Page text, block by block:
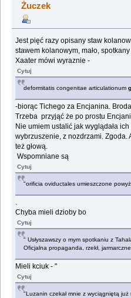
Żuczek
Jest pięć razy opisany staw
stawem kolanowym, mało,
Xaater mówi wyraznie -
Cytuj
deformitatis congenitae articulationum
-biorąc Tichego za Encjanina.
Trzeba przyjąć że po prostu
Nie umiem ustalić jak wyglądała
wybrzuszenie, z nozdrzami.
też głową.
Wspomniane są
Cytuj
"orificia oviductales umieszczone
.
Chyba mieli dzioby bo
Cytuj
" Usłyszawszy o mym spotkaniu z
Oficjalna propaganda, rzekł,
Mieli kciuk - "
Cytuj
"Luzanin czekał mnie z wyciągniętą